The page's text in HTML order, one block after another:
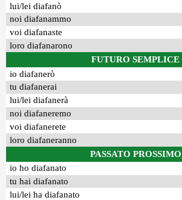
lui/lei diafanò
noi diafanammo
voi diafanaste
loro diafanarono
FUTURO SEMPLICE
io diafanerò
tu diafanerai
lui/lei diafanerà
noi diafaneremo
voi diafanerete
loro diafaneranno
PASSATO PROSSIMO
io ho diafanato
tu hai diafanato
lui/lei ha diafanato